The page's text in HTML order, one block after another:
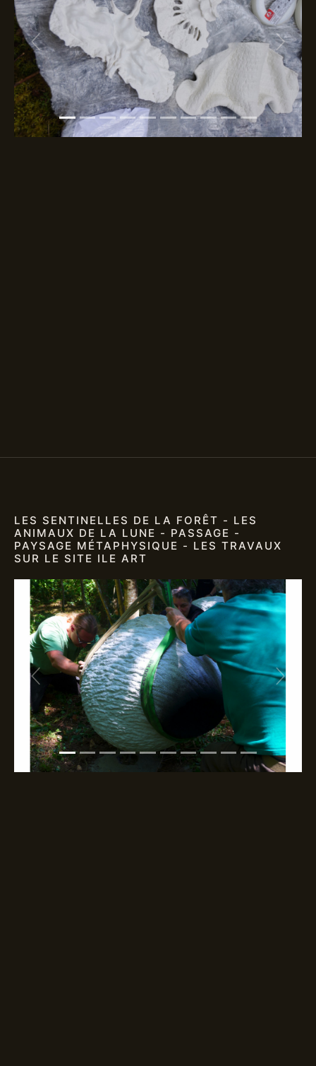
Previous Next
LES SENTINELLES DE LA FORÊT - LES
ANIMAUX DE LA LUNE - PASSAGE -
PAYSAGE MÉTAPHYSIQUE - LES TRAVAUX
SUR LE SITE ILE ART
Previous Next